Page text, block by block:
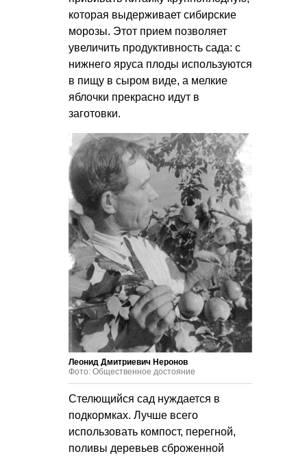
которая выдерживает сибирские
морозы. Этот прием позволяет
увеличить продуктивность сада: с
нижнего яруса плоды используются
в пищу в сыром виде, а мелкие
яблочки прекрасно идут в
заготовки.
Леонид Дмитриевич Неронов
Фото: Общественное достояние
Стелющийся сад нуждается в
подкормках. Лучше всего
использовать компост, перегной,
поливы деревьев сброженной